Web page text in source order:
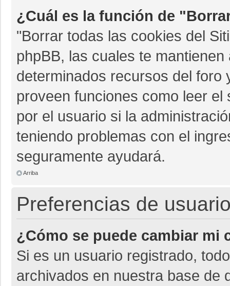
¿Cuál es la función de
"Borrar todas las cookies del
phpBB, las cuales te
determinados recursos del foro
proveen funciones como leer
por el usuario si la
teniendo problemas con el
seguramente ayudará.
Arriba
Preferencias de
¿Cómo se puede cambiar mi
Si es un usuario registrado,
archivados en nuestra base de